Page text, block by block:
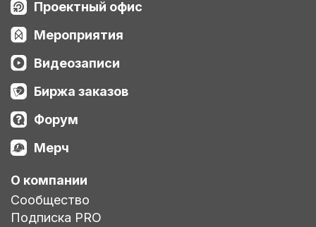
Проектный офис
Мероприятия
Видеозаписи
Биржа заказов
Форум
Мерч
О компании
Сообщество
Подписка PRO